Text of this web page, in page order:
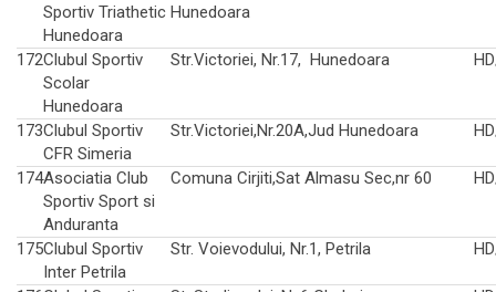
Sportiv Triathetic
Hunedoara
Hunedoara
172Clubul Sportiv
Scolar
Hunedoara
Str.Victoriei, Nr.17, Hunedoara
173Clubul Sportiv
CFR Simeria
Str.Victoriei,Nr.20A,Jud Hunedoara
174Asociatia Club
Sportiv Sport si
Anduranta
Comuna Cirjiti,Sat Almasu Sec,nr 60
175Clubul Sportiv
Inter Petrila
Str. Voievodului, Nr.1, Petrila